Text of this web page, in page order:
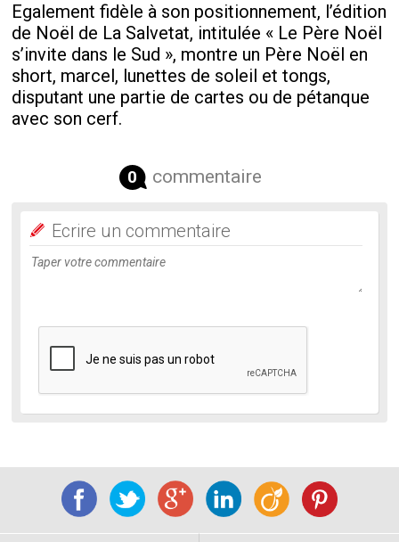
Egalement fidèle à son positionnement, l’édition
de Noël de La Salvetat, intitulée « Le Père Noël
s’invite dans le Sud », montre un Père Noël en
short, marcel, lunettes de soleil et tongs,
disputant une partie de cartes ou de pétanque
avec son cerf.
0 commentaire
Ecrire un commentaire